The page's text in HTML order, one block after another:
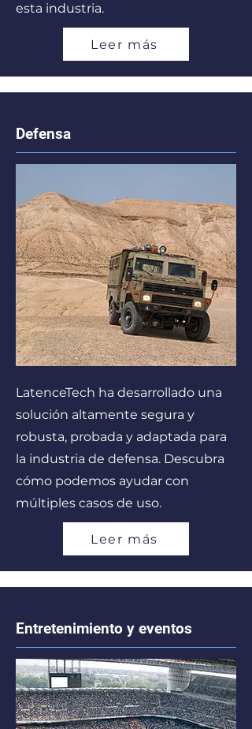
esta industria.
Leer más
Defensa
LatenceTech ha desarrollado una
solución altamente segura y
robusta, probada y adaptada para
la industria de defensa. Descubra
cómo podemos ayudar con
múltiples casos de uso.
Leer más
Entretenimiento y eventos